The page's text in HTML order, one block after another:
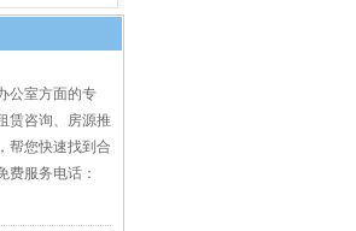
公室方面的专
赁咨询、房源推
帮您快速找到合
费服务电话：